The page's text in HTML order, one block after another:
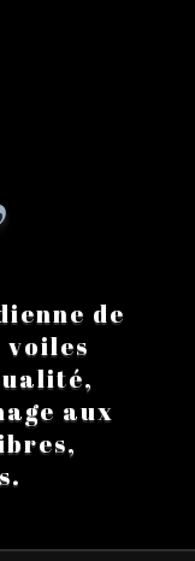
de
voiles
aux